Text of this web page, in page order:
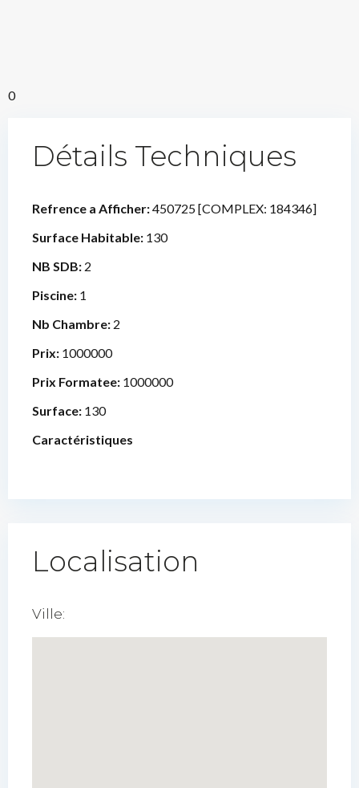
0
Détails Techniques
Refrence a Afficher:450725 [COMPLEX: 184346]
Surface Habitable: 130
NB SDB: 2
Piscine: 1
Nb Chambre: 2
Prix: 1000000
Prix Formatee: 1000000
Surface: 130
Caractéristiques
Localisation
Ville: